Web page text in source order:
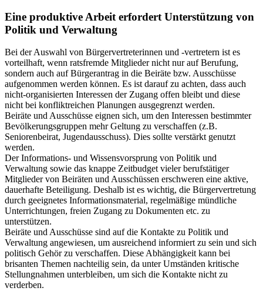
Eine produktive Arbeit erfordert Unterstützung von
Politik und Verwaltung
Bei der Auswahl von Bürgervertreterinnen und -vertretern ist es
vorteilhaft, wenn ratsfremde Mitglieder nicht nur auf Berufung,
sondern auch auf Bürgerantrag in die Beiräte bzw. Ausschüsse
aufgenommen werden können. Es ist darauf zu achten, dass auch
nicht-organisierten Interessen der Zugang offen bleibt und diese
nicht bei konfliktreichen Planungen ausgegrenzt werden.
Beiräte und Ausschüsse eignen sich, um den Interessen bestimmter
Bevölkerungsgruppen mehr Geltung zu verschaffen (z.B.
Seniorenbeirat, Jugendausschuss). Dies sollte verstärkt genutzt
werden.
Der Informations- und Wissensvorsprung von Politik und
Verwaltung sowie das knappe Zeitbudget vieler berufstätiger
Mitglieder von Beiräten und Ausschüssen erschweren eine aktive,
dauerhafte Beteiligung. Deshalb ist es wichtig, die Bürgervertretung
durch geeignetes Informationsmaterial, regelmäßige mündliche
Unterrichtungen, freien Zugang zu Dokumenten etc. zu
unterstützen.
Beiräte und Ausschüsse sind auf die Kontakte zu Politik und
Verwaltung angewiesen, um ausreichend informiert zu sein und sich
politisch Gehör zu verschaffen. Diese Abhängigkeit kann bei
brisanten Themen nachteilig sein, da unter Umständen kritische
Stellungnahmen unterbleiben, um sich die Kontakte nicht zu
verderben.